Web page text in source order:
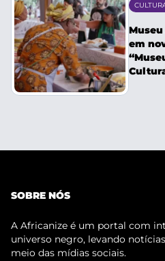
em
SOBRE NÓS
A Africanize é um portal com
universo negro, levando
meio das mídias sociais.